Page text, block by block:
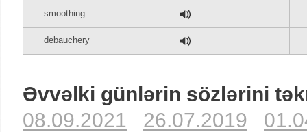
smoothing
debauchery
Əvvəlki günlərin sözlərini
08.09.2021
26.07.2019